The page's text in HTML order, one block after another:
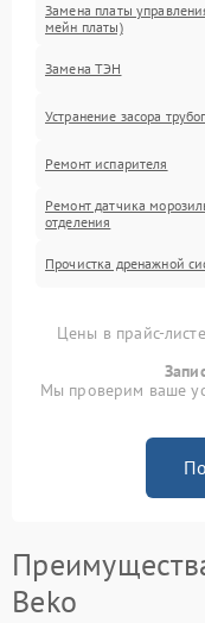
Замена платы
мейн платы)
Замена ТЭН
Устранение засора
Ремонт испарителя
Ремонт датчика
отделения
Прочистка дренажной
Цены в прайс-
Мы проверим ваше
Beko